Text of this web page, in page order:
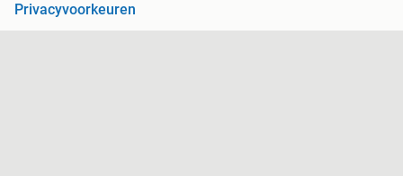
Privacyvoorkeuren